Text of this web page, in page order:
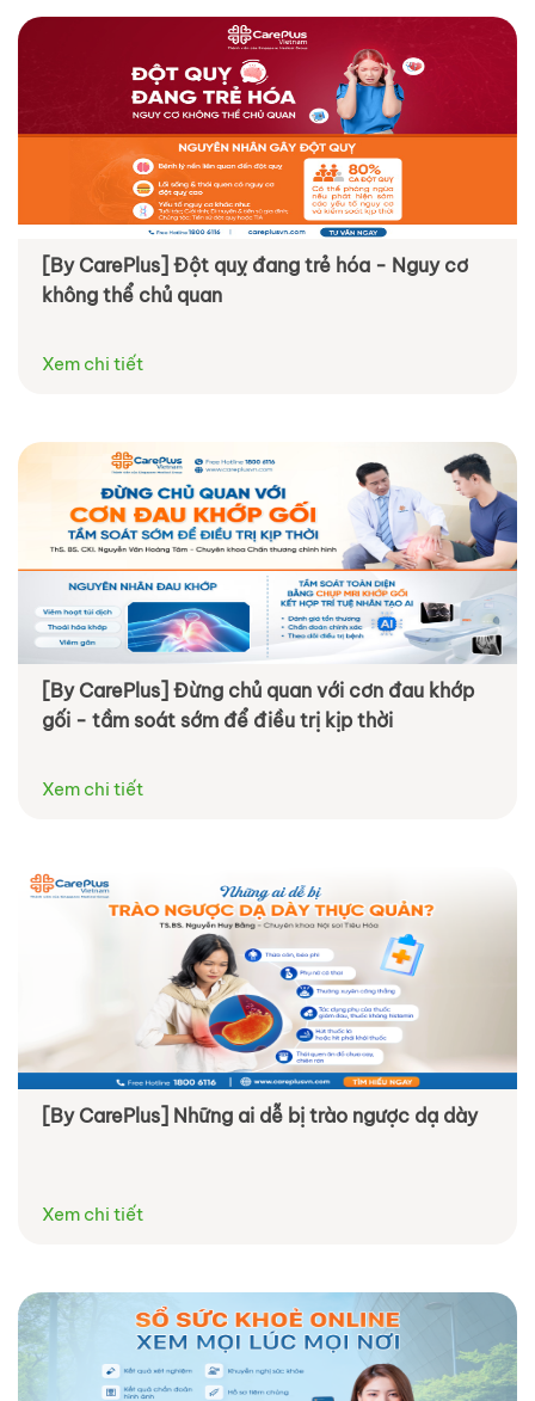
[By CarePlus] Đột quỵ đang trẻ hóa - Nguy cơ
không thể chủ quan
Xem chi tiết
[By CarePlus] Đừng chủ quan với cơn đau khớp
gối - tầm soát sớm để điều trị kịp thời
Xem chi tiết
[By CarePlus] Những ai dễ bị trào ngược dạ dày
Xem chi tiết